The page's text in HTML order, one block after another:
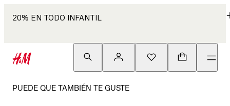
20% EN TODO INFANTIL
PUEDE QUE TAMBIÉN TE GUSTE